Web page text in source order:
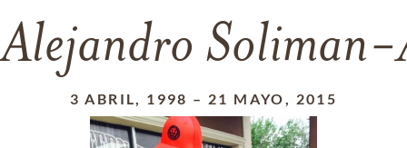
Soliman-
3 ABRIL, 1998 – 21 MAYO, 2015